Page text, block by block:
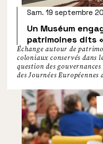
Un Muséum
patrimoines dits
Sam. 19 septembre
Échange autour de
coloniaux conservés dans
question des
des Journées